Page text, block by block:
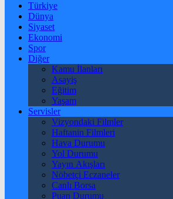
Türkiye
Dünya
Siyaset
Ekonomi
Spor
Diğer
Kamu İlanları
Asayiş
Eğitim
Yaşam
Servisler
Vizyondaki Filmler
Haftanin Filmleri
Hava Durumu
Yol Durumu
Yayın Akışları
Nöbetçi Eczaneler
Canlı Borsa
Puan Durumu